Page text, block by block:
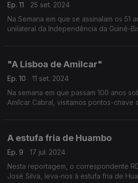
Ep. 11
25 set. 2024
Na Semana em que se assinalam os 51
unilateral da Independência da Guiné-
"A Lisboa de Amilcar"
Ep. 10
11 set. 2024
Na semana em que passam 100 anos
Amílcar Cabral, visitamos pontos-
A estufa fria de Huambo
Ep. 9
17 jul. 2024
Nesta reportagem, o correspondente
José Silva, leva-nos à estufa fria de